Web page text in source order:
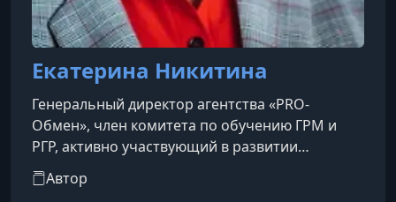
Екатерина Никитина
Генеральный директор агентства «PRO-
Обмен», член комитета по обучению ГРМ и
РГР, активно участвующий в развитии
профессиональных стандартов и
образовательных инициатив в отрасли.
Автор